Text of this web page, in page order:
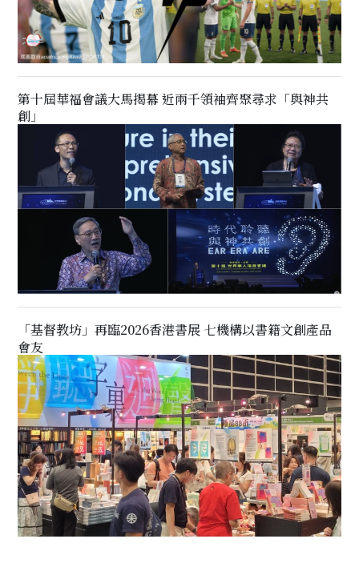
第十屆華福會議大馬揭幕 近兩千領袖齊聚尋求「與神共
創」
「基督教坊」再臨2026香港書展 七機構以書籍文創產品
會友